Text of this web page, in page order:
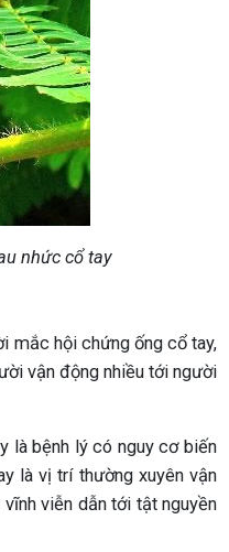
nhức cổ tay
mắc hội chứng ống cổ tay,
vận động nhiều tới người
là bệnh lý có nguy cơ biến
là vị trí thường xuyên vận
viễn dẫn tới tật nguyền